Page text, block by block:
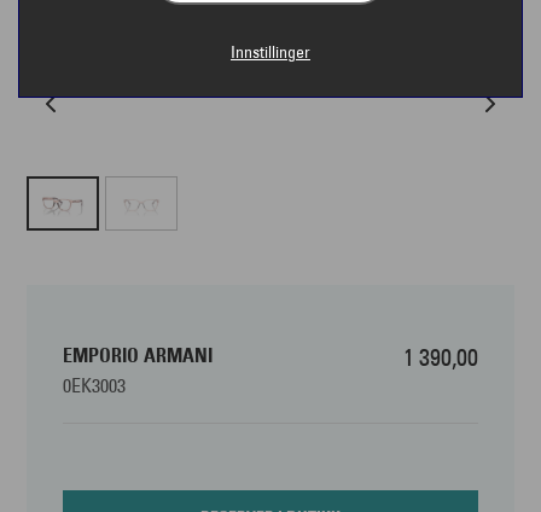
EMPORIO ARMANI
0EK3003
1 390,00
Innstillinger